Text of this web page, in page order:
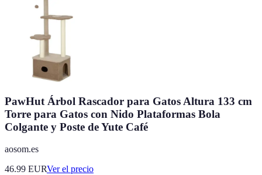
PawHut Árbol Rascador para Gatos Altura 133 cm
Torre para Gatos con Nido Plataformas Bola
Colgante y Poste de Yute Café
aosom.es
46.99 EURVer el precio